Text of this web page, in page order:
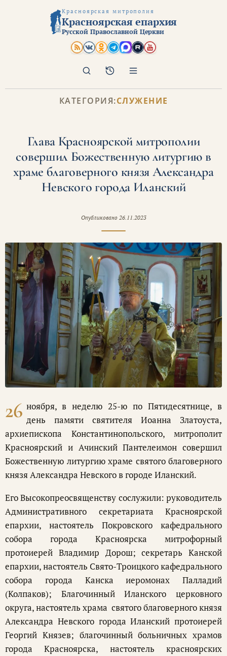
Красноярская митрополия
Красноярская епархия
Русской Православной Церкви
Архив
Поиск
КАТЕГОРИЯ:СЛУЖЕНИЕ
Глава Красноярской митрополии
совершил Божественную литургию в
храме благоверного князя Александра
Невского города Иланский
Опубликовано 26.11.2023
26 ноября, в неделю 25-ю по Пятидесятнице, в
день памяти святителя Иоанна Златоуста,
архиепископа Константинопольского, митрополит
Красноярский и Ачинский Пантелеимон совершил
Божественную литургию храме святого благоверного
князя Александра Невского в городе Иланский.
Его Высокопреосвященству сослужили: руководитель
Административного секретариата Красноярской
епархии, настоятель Покровского кафедрального
собора города Красноярска митрофорный
протоиерей Владимир Дорош; секретарь Канской
епархии, настоятель Свято-Троицкого кафедрального
собора города Канска иеромонах Палладий
(Колпаков); Благочинный Иланского церковного
округа, настоятель храма святого благоверного князя
Александра Невского города Иланский протоиерей
Георгий Князев; благочинный больничных храмов
города Красноярска, настоятель красноярских